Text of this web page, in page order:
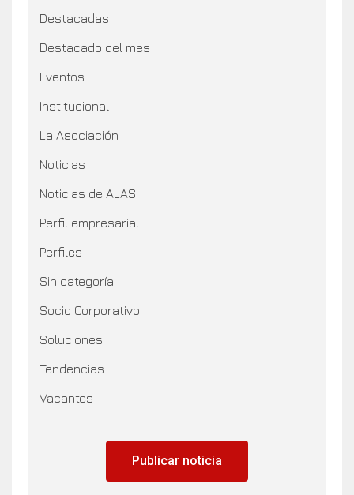
Destacadas
Destacado del mes
Eventos
Institucional
La Asociación
Noticias
Noticias de ALAS
Perfil empresarial
Perfiles
Sin categoría
Socio Corporativo
Soluciones
Tendencias
Vacantes
Publicar noticia